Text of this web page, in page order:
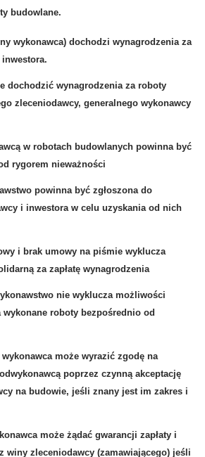
budowlane.
wykonawca) dochodzi wynagrodzenia za
dochodzić wynagrodzenia za roboty
zleceniodawcy, generalnego wykonawcy
w robotach budowlanych powinna być
rygorem nieważności
powinna być zgłoszona do
i inwestora w celu uzyskania od nich
i brak umowy na piśmie wyklucza
za zapłatę wynagrodzenia
nie wyklucza możliwości
wykonane roboty bezpośrednio od
może wyrazić zgodę na
poprzez czynną akceptację
na budowie, jeśli znany jest im zakres i
może żądać gwarancji zapłaty i
winy zleceniodawcy (zamawiającego) jeśli